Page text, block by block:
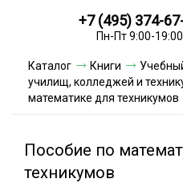
Условия
Условия
+7 (495) 374-
Пн-Пт 9:00-19:00
Каталог Книги
училищ, колледжей и
математике для техникумов
Пособие по
техникумов